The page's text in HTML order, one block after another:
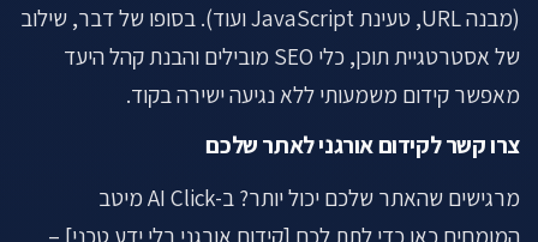
(מבנה URL, טעינת JavaScript ועוד). בסופו של דבר, שילוב
של אסטרטגיית תוכן, כלי SEO מובילים והבנת קהל היעד
מאפשר קידום משמעותי ללא נגיעה ישירה בקוד.
צרו קשר לקידום אורגני לאתר שלכם
מרגישים שהאתר שלכם יכול יותר? ב-AI Click מיטב